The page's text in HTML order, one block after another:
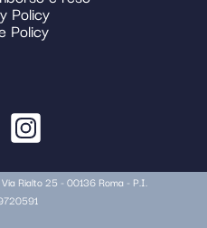
Policy
Policy
Rialto 25 - 00136 Roma - P.I.